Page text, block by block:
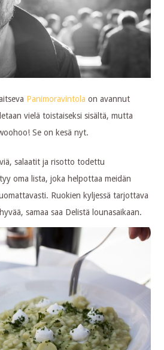
Panimoravintola on avannut
vielä toistaiseksi sisältä, mutta
Se on kesä nyt.
salaatit ja risotto todettu
oma lista, joka helpottaa meidän
Ruokien kyljessä tarjottava
samaa saa Delistä lounasaikaan.